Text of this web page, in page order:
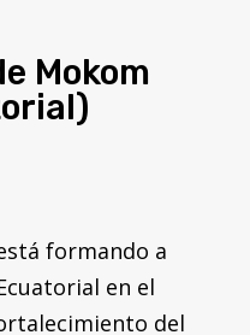
Mokom
formando a
en el
del